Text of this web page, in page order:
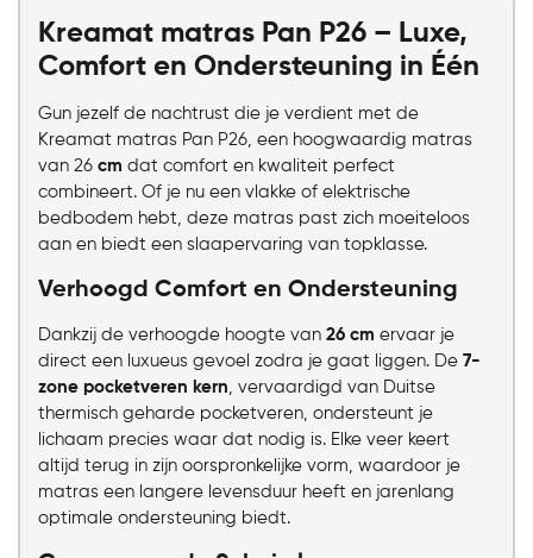
Chat voor advies
Kreamat matras Pan P26 – Luxe,
Comfort en Ondersteuning in Één
Gun jezelf de nachtrust die je verdient met de
Kreamat matras Pan P26, een hoogwaardig matras
van 26 cm dat comfort en kwaliteit perfect
combineert. Of je nu een vlakke of elektrische
bedbodem hebt, deze matras past zich moeiteloos
aan en biedt een slaapervaring van topklasse.
Verhoogd Comfort en Ondersteuning
Dankzij de verhoogde hoogte van 26 cm ervaar je
direct een luxueus gevoel zodra je gaat liggen. De 7-
zone pocketveren kern, vervaardigd van Duitse
thermisch geharde pocketveren, ondersteunt je
lichaam precies waar dat nodig is. Elke veer keert
altijd terug in zijn oorspronkelijke vorm, waardoor je
matras een langere levensduur heeft en jarenlang
optimale ondersteuning biedt.